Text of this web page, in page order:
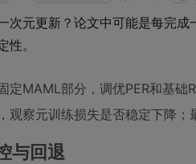
次元更新？论文中可能是每完
。
定MAML部分，调优PER和基
观察元训练损失是否稳定下降；
与回退